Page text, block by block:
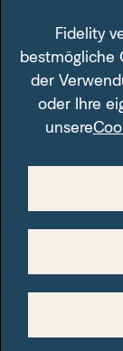
Im Fondsfinder
Rechtliche
Fidelity
bestmögliche
der
oder Ihre
unsere